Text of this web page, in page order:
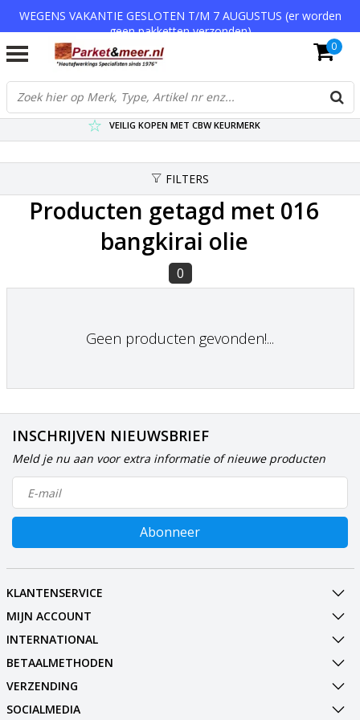
WEGENS VAKANTIE GESLOTEN T/M 7 AUGUSTUS (er worden
geen pakketten verzonden)
VERZENDKOSTEN € 7,95 (GRATIS VA €75,-)
SCHERPSTE PRIJZEN TOT WEL 75% KORTING !
VEILIG KOPEN MET CBW KEURMERK
0
FILTERS
Producten getagd met 016
bangkirai olie
0
Geen producten gevonden!...
INSCHRIJVEN NIEUWSBRIEF
Meld je nu aan voor extra informatie of nieuwe producten
Abonneer
KLANTENSERVICE
MIJN ACCOUNT
INTERNATIONAL
BETAALMETHODEN
VERZENDING
SOCIALMEDIA